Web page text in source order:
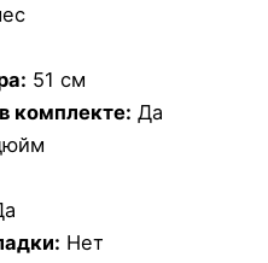
51 см
комплекте: Да
Нет